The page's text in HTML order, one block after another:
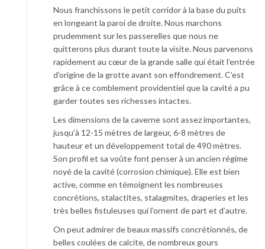
Nous franchissons le petit corridor à la base du puits
en longeant la paroi de droite. Nous marchons
prudemment sur les passerelles que nous ne
quitterons plus durant toute la visite. Nous parvenons
rapidement au cœur de la grande salle qui était l’entrée
d’origine de la grotte avant son effondrement. C’est
grâce à ce comblement providentiel que la cavité a pu
garder toutes ses richesses intactes.
Les dimensions de la caverne sont assez importantes,
jusqu’à 12-15 mètres de largeur, 6-8 mètres de
hauteur et un développement total de 490 mètres.
Son profil et sa voûte font penser à un ancien régime
noyé de la cavité (corrosion chimique). Elle est bien
active, comme en témoignent les nombreuses
concrétions, stalactites, stalagmites, draperies et les
très belles fistuleuses qui l’ornent de part et d’autre.
On peut admirer de beaux massifs concrétionnés, de
belles coulées de calcite, de nombreux gours